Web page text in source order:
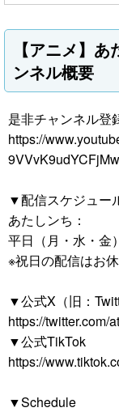
【アニメ】
ンネル概要
是非チャンネル登
https://
▼配信スケジュー
あたしンち：
平日（月・水・金
※祝日の配信はお
▼公式X（旧：
https://twitter.com/
▼公式TikTok
https://
▼Schedule